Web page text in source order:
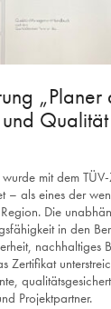
„Planer
mit dem
– als eines der
Die
in den
nachhaltiges
Zertifikat
Projektpartner.